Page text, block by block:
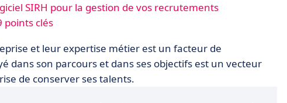
SIRH pour la gestion de vos recrutements
points clés
et leur expertise métier est un facteur de
dans son parcours et dans ses objectifs est un vecteur
de conserver ses talents.